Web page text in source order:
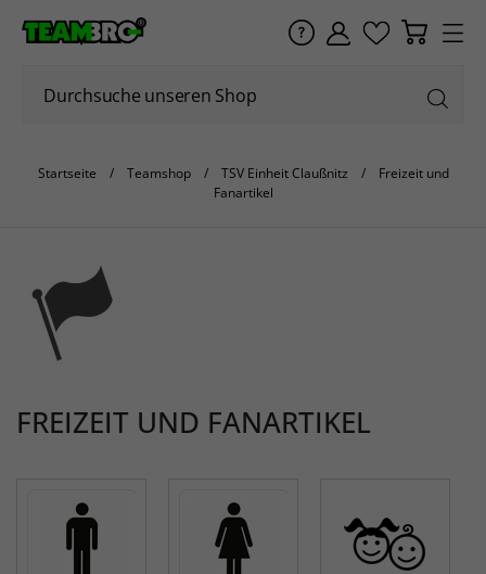
Startseite Teamshop TSV Einheit Claußnitz
Freizeit und
Fanartikel
FREIZEIT UND FANARTIKEL